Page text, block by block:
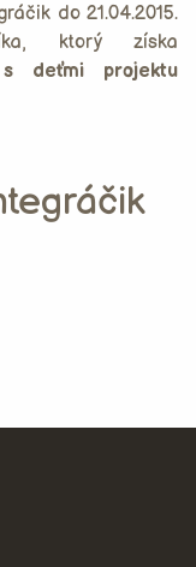
do 21.04.2015.
ktorý získa
deťmi projektu